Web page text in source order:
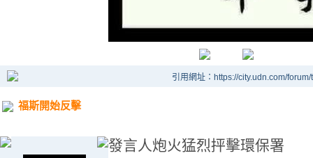
引用網址：https://city.udn.com/
福斯開始反擊
發言人炮火猛烈抨擊環保署